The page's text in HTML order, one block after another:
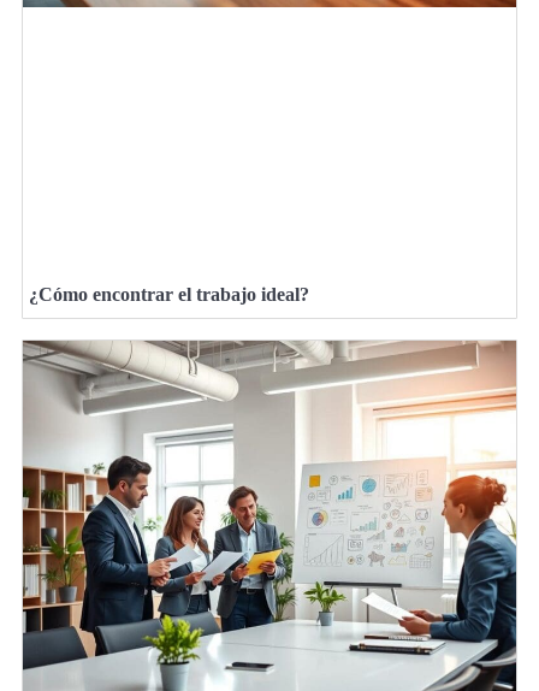
¿Cómo encontrar el trabajo ideal?